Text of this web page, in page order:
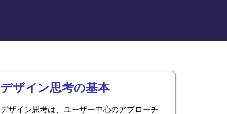
デザイン思考の基本
デザイン思考は、ユーザー中心のアプローチ